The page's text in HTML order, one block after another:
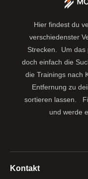
Hier findest du
verschiedenster
Strecken. Um das
doch einfach die
die Trainings nach
Entfernung zu
sortieren lassen.
und werde
Kontakt